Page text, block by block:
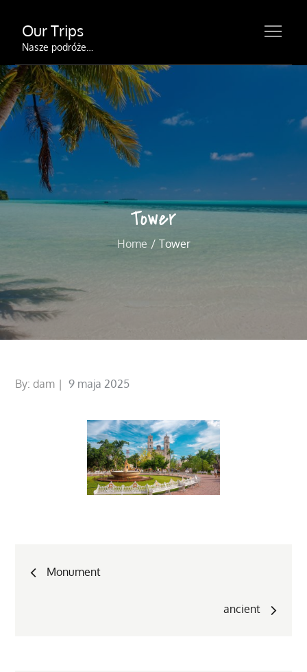
content
Our Trips
Nasze podróże…
Tower
Home Tower
By:dam
Posted
9 maja 2025
Nawigacja
Monument
ancient